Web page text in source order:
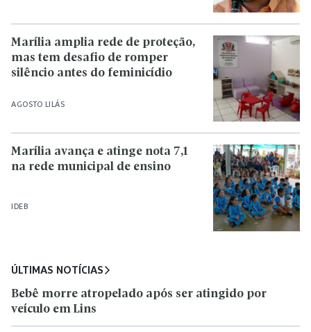
AGOSTO LILÁS
Marília amplia rede de proteção,
mas tem desafio de romper
silêncio antes do feminicídio
IDEB
Marília avança e atinge nota 7,1
na rede municipal de ensino
ÚLTIMAS NOTÍCIAS
Bebê morre atropelado após ser atingido por
veículo em Lins